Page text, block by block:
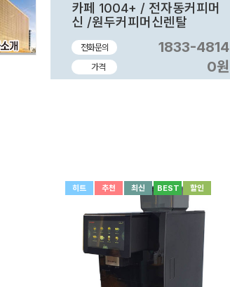
카페 1004+ / 전자동커피머
신 /원두커피머신렌탈
전화문의 1833-4814
가격 0원
히트 추천 최신 BEST 할인